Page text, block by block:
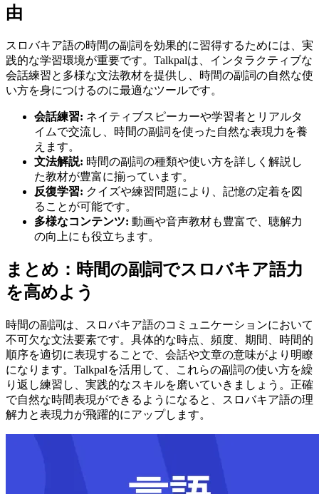
由
スロバキア語の時間の副詞を効果的に習得するためには、実
践的な学習環境が重要です。Talkpalは、インタラクティブな
会話練習と多様な文法教材を提供し、時間の副詞の自然な使
い方を身につけるのに最適なツールです。
会話練習: ネイティブスピーカーや学習者とリアルタ
イムで交流し、時間の副詞を使った自然な表現力を養
えます。
文法解説: 時間の副詞の種類や使い方を詳しく解説し
た教材が豊富に揃っています。
反復学習: クイズや練習問題により、記憶の定着を図
ることが可能です。
多様なコンテンツ: 動画や音声教材も豊富で、聴解力
の向上にも役立ちます。
まとめ：時間の副詞でスロバキア語力
を高めよう
時間の副詞は、スロバキア語のコミュニケーションにおいて
不可欠な文法要素です。具体的な時点、頻度、期間、時間的
順序を適切に表現することで、会話や文章の意味がより明瞭
になります。Talkpalを活用して、これらの副詞の使い方を繰
り返し練習し、実践的なスキルを磨いていきましょう。正確
で自然な時間表現ができるようになると、スロバキア語の理
解力と表現力が飛躍的にアップします。